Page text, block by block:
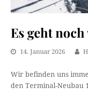
Es geht
14. Januar 2026
Wir befinden uns
den Terminal-Neubau